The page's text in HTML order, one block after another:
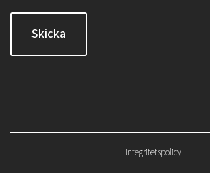
Skicka
Integritetspolicy